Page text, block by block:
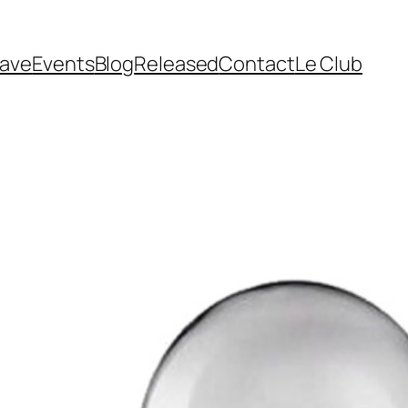
EventsBlogReleasedContactLe Club